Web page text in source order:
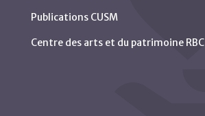
Publications CUSM
Centre des arts et du patrimoine RBC